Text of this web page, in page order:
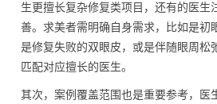
生更擅长复杂修复类项目，还有的医生
善。求美者需明确自身需求，比如是初
是修复失败的双眼皮，或是伴随眼周松
匹配对应擅长的医生。
其次，案例覆盖范围也是重要参考，医